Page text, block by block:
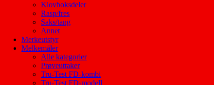
Klovboksdeler
Rasp/fres
Saks/tang
Annet
Merkeutstyr
Melkemåler
Alle kategorier
Prøveuttaker
Tru-Test FD-kombi
Tru-Test FD-modell